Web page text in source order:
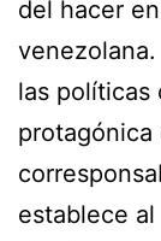
del hacer
las políticas
establece